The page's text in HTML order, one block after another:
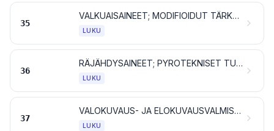
35
VALKUAISAINEET; MODIFIOIDUT TÄRKKELYKSET; LIIMAT JA LIISTERIT; ENTSYYMIT
LUKU
36
RÄJÄHDYSAINEET; PYROTEKNISET TUOTTEET; TULITIKUT; PYROFORISET SEOKSET; HELPOSTI SYTTYVÄT AINEET
LUKU
37
VALOKUVAUS- JA ELOKUVAUSVALMISTEET
LUKU